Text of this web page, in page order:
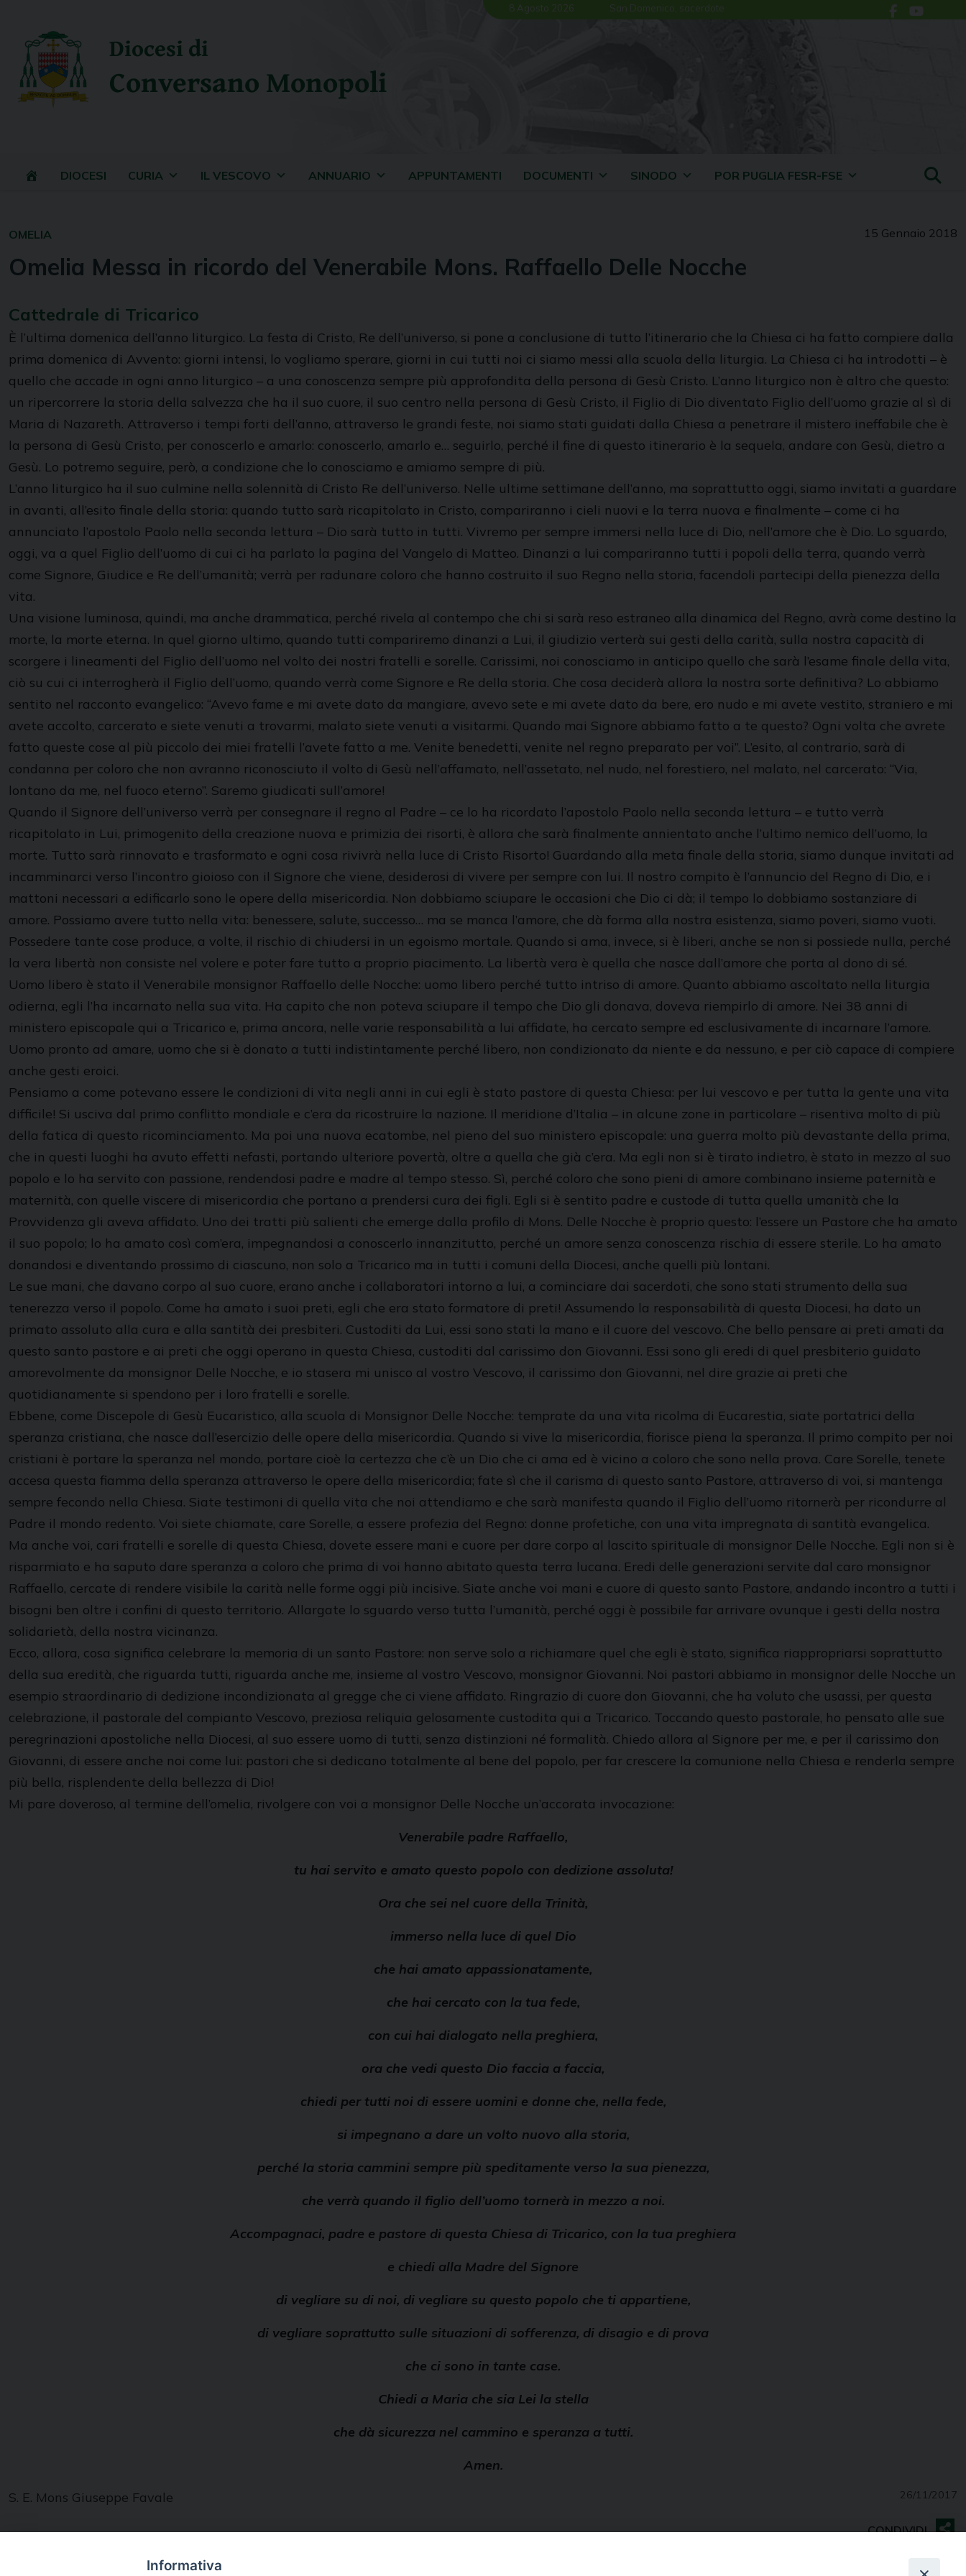
content
8 Agosto 2026 San Domenico, sacerdote
Diocesi di
Conversano Monopoli
DIOCESI CURIA IL VESCOVO ANNUARIO APPUNTAMENTI DOCUMENTI SINODO POR PUGLIA FESR-FSE
15 Gennaio 2018
OMELIA
Omelia Messa in ricordo del Venerabile Mons. Raffaello Delle Nocche
Cattedrale di Tricarico
È l’ultima domenica dell’anno liturgico. La festa di Cristo, Re dell’universo, si pone a conclusione di tutto l’itinerario che la Chiesa ci ha fatto compiere dalla
prima domenica di Avvento: giorni intensi, lo vogliamo sperare, giorni in cui tutti noi ci siamo messi alla scuola della liturgia. La Chiesa ci ha introdotti – è
quello che accade in ogni anno liturgico – a una conoscenza sempre più approfondita della persona di Gesù Cristo. L’anno liturgico non è altro che questo:
un ripercorrere la storia della salvezza che ha il suo cuore, il suo centro nella persona di Gesù Cristo, il Figlio di Dio diventato Figlio dell’uomo grazie al sì di
Maria di Nazareth. Attraverso i tempi forti dell’anno, attraverso le grandi feste, noi siamo stati guidati dalla Chiesa a penetrare il mistero ineffabile che è
la persona di Gesù Cristo, per conoscerlo e amarlo: conoscerlo, amarlo e… seguirlo, perché il fine di questo itinerario è la sequela, andare con Gesù, dietro a
Gesù. Lo potremo seguire, però, a condizione che lo conosciamo e amiamo sempre di più.
L’anno liturgico ha il suo culmine nella solennità di Cristo Re dell’universo. Nelle ultime settimane dell’anno, ma soprattutto oggi, siamo invitati a guardare
in avanti, all’esito finale della storia: quando tutto sarà ricapitolato in Cristo, compariranno i cieli nuovi e la terra nuova e finalmente – come ci ha
annunciato l’apostolo Paolo nella seconda lettura – Dio sarà tutto in tutti. Vivremo per sempre immersi nella luce di Dio, nell’amore che è Dio. Lo sguardo,
oggi, va a quel Figlio dell’uomo di cui ci ha parlato la pagina del Vangelo di Matteo. Dinanzi a lui compariranno tutti i popoli della terra, quando verrà
come Signore, Giudice e Re dell’umanità; verrà per radunare coloro che hanno costruito il suo Regno nella storia, facendoli partecipi della pienezza della
vita.
Una visione luminosa, quindi, ma anche drammatica, perché rivela al contempo che chi si sarà reso estraneo alla dinamica del Regno, avrà come destino la
morte, la morte eterna. In quel giorno ultimo, quando tutti compariremo dinanzi a Lui, il giudizio verterà sui gesti della carità, sulla nostra capacità di
scorgere i lineamenti del Figlio dell’uomo nel volto dei nostri fratelli e sorelle. Carissimi, noi conosciamo in anticipo quello che sarà l’esame finale della vita,
ciò su cui ci interrogherà il Figlio dell’uomo, quando verrà come Signore e Re della storia. Che cosa deciderà allora la nostra sorte definitiva? Lo abbiamo
sentito nel racconto evangelico: “Avevo fame e mi avete dato da mangiare, avevo sete e mi avete dato da bere, ero nudo e mi avete vestito, straniero e mi
avete accolto, carcerato e siete venuti a trovarmi, malato siete venuti a visitarmi. Quando mai Signore abbiamo fatto a te questo? Ogni volta che avrete
fatto queste cose al più piccolo dei miei fratelli l’avete fatto a me. Venite benedetti, venite nel regno preparato per voi”. L’esito, al contrario, sarà di
condanna per coloro che non avranno riconosciuto il volto di Gesù nell’affamato, nell’assetato, nel nudo, nel forestiero, nel malato, nel carcerato: “Via,
lontano da me, nel fuoco eterno”. Saremo giudicati sull’amore!
Quando il Signore dell’universo verrà per consegnare il regno al Padre – ce lo ha ricordato l’apostolo Paolo nella seconda lettura – e tutto verrà
ricapitolato in Lui, primogenito della creazione nuova e primizia dei risorti, è allora che sarà finalmente annientato anche l’ultimo nemico dell’uomo, la
morte. Tutto sarà rinnovato e trasformato e ogni cosa rivivrà nella luce di Cristo Risorto! Guardando alla meta finale della storia, siamo dunque invitati ad
incamminarci verso l’incontro gioioso con il Signore che viene, desiderosi di vivere per sempre con lui. Il nostro compito è l’annuncio del Regno di Dio, e i
mattoni necessari a edificarlo sono le opere della misericordia. Non dobbiamo sciupare le occasioni che Dio ci dà; il tempo lo dobbiamo sostanziare di
amore. Possiamo avere tutto nella vita: benessere, salute, successo… ma se manca l’amore, che dà forma alla nostra esistenza, siamo poveri, siamo vuoti.
Possedere tante cose produce, a volte, il rischio di chiudersi in un egoismo mortale. Quando si ama, invece, si è liberi, anche se non si possiede nulla, perché
la vera libertà non consiste nel volere e poter fare tutto a proprio piacimento. La libertà vera è quella che nasce dall’amore che porta al dono di sé.
Uomo libero è stato il Venerabile monsignor Raffaello delle Nocche: uomo libero perché tutto intriso di amore. Quanto abbiamo ascoltato nella liturgia
odierna, egli l’ha incarnato nella sua vita. Ha capito che non poteva sciupare il tempo che Dio gli donava, doveva riempirlo di amore. Nei 38 anni di
ministero episcopale qui a Tricarico e, prima ancora, nelle varie responsabilità a lui affidate, ha cercato sempre ed esclusivamente di incarnare l’amore.
Uomo pronto ad amare, uomo che si è donato a tutti indistintamente perché libero, non condizionato da niente e da nessuno, e per ciò capace di compiere
anche gesti eroici.
Pensiamo a come potevano essere le condizioni di vita negli anni in cui egli è stato pastore di questa Chiesa: per lui vescovo e per tutta la gente una vita
difficile! Si usciva dal primo conflitto mondiale e c’era da ricostruire la nazione. Il meridione d’Italia – in alcune zone in particolare – risentiva molto di più
della fatica di questo ricominciamento. Ma poi una nuova ecatombe, nel pieno del suo ministero episcopale: una guerra molto più devastante della prima,
che in questi luoghi ha avuto effetti nefasti, portando ulteriore povertà, oltre a quella che già c’era. Ma egli non si è tirato indietro, è stato in mezzo al suo
popolo e lo ha servito con passione, rendendosi padre e madre al tempo stesso. Sì, perché coloro che sono pieni di amore combinano insieme paternità e
maternità, con quelle viscere di misericordia che portano a prendersi cura dei figli. Egli si è sentito padre e custode di tutta quella umanità che la
Provvidenza gli aveva affidato. Uno dei tratti più salienti che emerge dalla profilo di Mons. Delle Nocche è proprio questo: l’essere un Pastore che ha amato
il suo popolo; lo ha amato così com’era, impegnandosi a conoscerlo innanzitutto, perché un amore senza conoscenza rischia di essere sterile. Lo ha amato
donandosi e diventando prossimo di ciascuno, non solo a Tricarico ma in tutti i comuni della Diocesi, anche quelli più lontani.
Le sue mani, che davano corpo al suo cuore, erano anche i collaboratori intorno a lui, a cominciare dai sacerdoti, che sono stati strumento della sua
tenerezza verso il popolo. Come ha amato i suoi preti, egli che era stato formatore di preti! Assumendo la responsabilità di questa Diocesi, ha dato un
primato assoluto alla cura e alla santità dei presbiteri. Custoditi da Lui, essi sono stati la mano e il cuore del vescovo. Che bello pensare ai preti amati da
questo santo pastore e ai preti che oggi operano in questa Chiesa, custoditi dal carissimo don Giovanni. Essi sono gli eredi di quel presbiterio guidato
amorevolmente da monsignor Delle Nocche, e io stasera mi unisco al vostro Vescovo, il carissimo don Giovanni, nel dire grazie ai preti che
quotidianamente si spendono per i loro fratelli e sorelle.
Ebbene, come Discepole di Gesù Eucaristico, alla scuola di Monsignor Delle Nocche: temprate da una vita ricolma di Eucarestia, siate portatrici della
speranza cristiana, che nasce dall’esercizio delle opere della misericordia. Quando si vive la misericordia, fiorisce piena la speranza. Il primo compito per noi
cristiani è portare la speranza nel mondo, portare cioè la certezza che c’è un Dio che ci ama ed è vicino a coloro che sono nella prova. Care Sorelle, tenete
accesa questa fiamma della speranza attraverso le opere della misericordia; fate sì che il carisma di questo santo Pastore, attraverso di voi, si mantenga
sempre fecondo nella Chiesa. Siate testimoni di quella vita che noi attendiamo e che sarà manifesta quando il Figlio dell’uomo ritornerà per ricondurre al
Padre il mondo redento. Voi siete chiamate, care Sorelle, a essere profezia del Regno: donne profetiche, con una vita impregnata di santità evangelica.
Ma anche voi, cari fratelli e sorelle di questa Chiesa, dovete essere mani e cuore per dare corpo al lascito spirituale di monsignor Delle Nocche. Egli non si è
risparmiato e ha saputo dare speranza a coloro che prima di voi hanno abitato questa terra lucana. Eredi delle generazioni servite dal caro monsignor
Raffaello, cercate di rendere visibile la carità nelle forme oggi più incisive. Siate anche voi mani e cuore di questo santo Pastore, andando incontro a tutti i
bisogni ben oltre i confini di questo territorio. Allargate lo sguardo verso tutta l’umanità, perché oggi è possibile far arrivare ovunque i gesti della nostra
solidarietà, della nostra vicinanza.
Ecco, allora, cosa significa celebrare la memoria di un santo Pastore: non serve solo a richiamare quel che egli è stato, significa riappropriarsi soprattutto
della sua eredità, che riguarda tutti, riguarda anche me, insieme al vostro Vescovo, monsignor Giovanni. Noi pastori abbiamo in monsignor delle Nocche un
esempio straordinario di dedizione incondizionata al gregge che ci viene affidato. Ringrazio di cuore don Giovanni, che ha voluto che usassi, per questa
celebrazione, il pastorale del compianto Vescovo, preziosa reliquia gelosamente custodita qui a Tricarico. Toccando questo pastorale, ho pensato alle sue
peregrinazioni apostoliche nella Diocesi, al suo essere uomo di tutti, senza distinzioni né formalità. Chiedo allora al Signore per me, e per il carissimo don
Giovanni, di essere anche noi come lui: pastori che si dedicano totalmente al bene del popolo, per far crescere la comunione nella Chiesa e renderla sempre
più bella, risplendente della bellezza di Dio!
Mi pare doveroso, al termine dell’omelia, rivolgere con voi a monsignor Delle Nocche un’accorata invocazione:
Venerabile padre Raffaello,
tu hai servito e amato questo popolo con dedizione assoluta!
Ora che sei nel cuore della Trinità,
immerso nella luce di quel Dio
che hai amato appassionatamente,
che hai cercato con la tua fede,
con cui hai dialogato nella preghiera,
ora che vedi questo Dio faccia a faccia,
chiedi per tutti noi di essere uomini e donne che, nella fede,
si impegnano a dare un volto nuovo alla storia,
perché la storia cammini sempre più speditamente verso la sua pienezza,
che verrà quando il figlio dell’uomo tornerà in mezzo a noi.
Accompagnaci, padre e pastore di questa Chiesa di Tricarico, con la tua preghiera
e chiedi alla Madre del Signore
di vegliare su di noi, di vegliare su questo popolo che ti appartiene,
di vegliare soprattutto sulle situazioni di sofferenza, di disagio e di prova
che ci sono in tante case.
Chiedi a Maria che sia Lei la stella
che dà sicurezza nel cammino e speranza a tutti.
Amen.
26/11/2017
S. E. Mons Giuseppe Favale
Informativa